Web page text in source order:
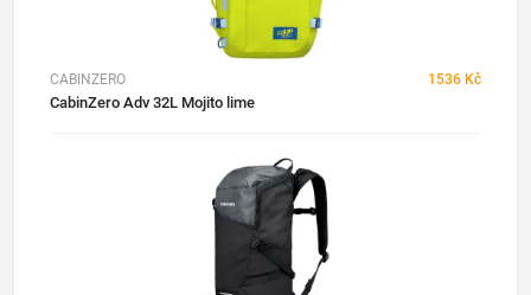
CABINZERO 1536 Kč
CabinZero Adv 32L Mojito lime